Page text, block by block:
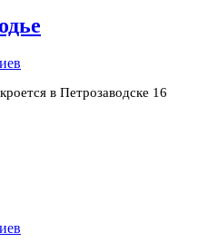
в Петрозаводске 16